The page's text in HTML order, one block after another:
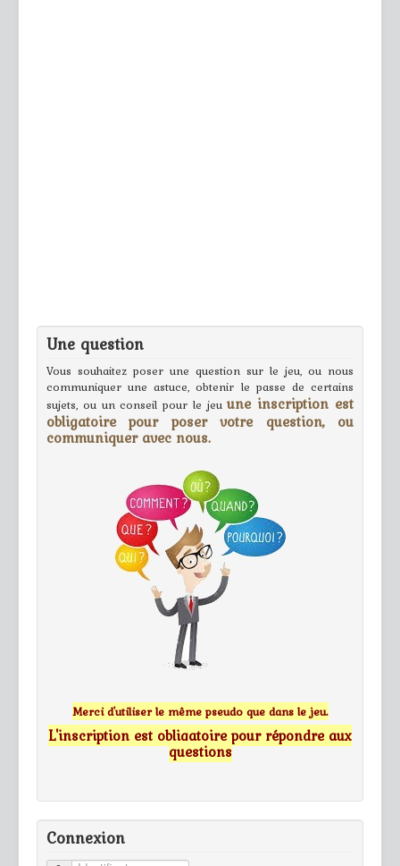
Une question
Vous souhaitez poser une question sur le jeu, ou nous
communiquer une astuce, obtenir le passe de certains
sujets, ou un conseil pour le jeuune inscription est
obligatoire pour poser votre question, ou
communiquer avec nous.
Merci d'utiliser le même pseudo que dans le jeu.
L'inscription est obligatoire pour répondre aux
questions
Connexion